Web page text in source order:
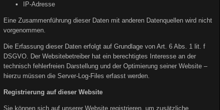
IP-Adresse
Eine Zusammenführung dieser Daten mit anderen Datenquellen wird nicht
vorgenommen.
Die Erfassung dieser Daten erfolgt auf Grundlage von Art. 6 Abs. 1 lit. f
DSGVO. Der Websitebetreiber hat ein berechtigtes Interesse an der
technisch fehlerfreien Darstellung und der Optimierung seiner Website –
hierzu müssen die Server-Log-Files erfasst werden.
Registrierung auf dieser Website
Sie können sich auf unserer Website registrieren, um zusätzliche